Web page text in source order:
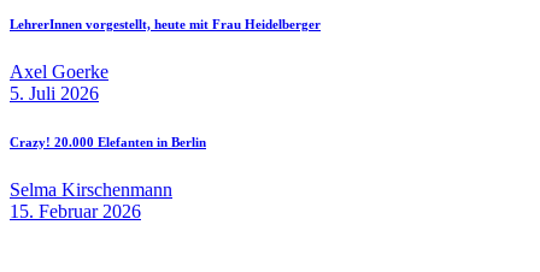
LehrerInnen vorgestellt, heute mit Frau Heidelberger
Axel Goerke
5. Juli 2026
Crazy! 20.000 Elefanten in Berlin
Selma Kirschenmann
15. Februar 2026